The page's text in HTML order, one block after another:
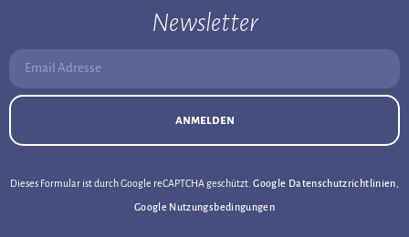
Newsletter
Email Adresse:
anmelden
Dieses Formular ist durch Google reCAPTCHA geschützt.Google Datenschutzrichtlinien
Google Nutzungsbedingungen